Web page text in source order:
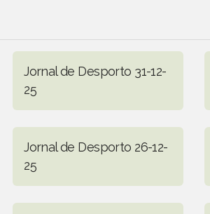
Jornal de Desporto 31-12-
25
Jornal de Desporto 26-12-
25